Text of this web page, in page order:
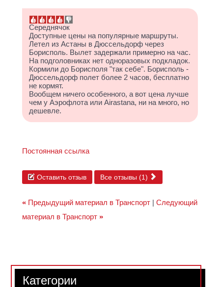
Середнячок
Доступные цены на популярные маршруты.
Летел из Астаны в Дюссельдорф через
Борисполь. Вылет задержали примерно на час.
На подголовниках нет одноразовых подкладок.
Кормили до Борисполя "так себе". Борисполь -
Дюссельдорф полет более 2 часов, бесплатно
не кормят.
Вообщем ничего особенного, а вот цена лучше
чем у Аэрофлота или Airastana, ни на много, но
дешевле.
Постоянная ссылка
Оставить отзыв Все отзывы (1)
« Предыдущий материал в Транспорт
Следующий
материал в Транспорт »
Категории